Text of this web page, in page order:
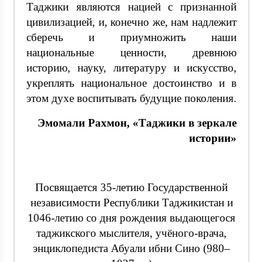
Таджики являются нацией с признанной
цивилизацией, и, конечно же, нам надлежит
сберечь и приумножить наши
национальные ценности, древнюю
историю, науку, литературу и искусство,
укреплять национальное достоинство и в
этом духе воспитывать будущие поколения.
Эмомали Рахмон, «Таджики в зеркале
истории»
Посвящается 35-летию Государственной
независимости Республики Таджикистан и
1046-летию со дня рождения выдающегося
таджикского мыслителя, учёного-врача,
энциклопедиста Абуали ибни Сино (980–